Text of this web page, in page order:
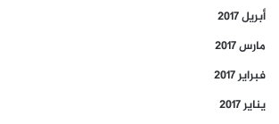
أبريل 2017
مارس 2017
فبراير 2017
يناير 2017